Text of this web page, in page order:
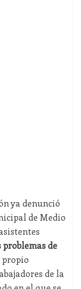
ya denunció
de Medio
de
propio
de la